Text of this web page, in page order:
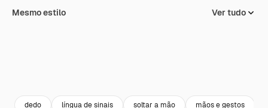
Mesmo estilo Ver tudo
dedo língua de sinais soltar a mão mãos e gestos